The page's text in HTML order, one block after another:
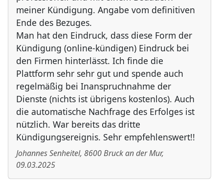
meiner Kündigung. Angabe vom definitiven
Ende des Bezuges.
Man hat den Eindruck, dass diese Form der
Kündigung (online-kündigen) Eindruck bei
den Firmen hinterlässt. Ich finde die
Plattform sehr sehr gut und spende auch
regelmäßig bei Inanspruchnahme der
Dienste (nichts ist übrigens kostenlos). Auch
die automatische Nachfrage des Erfolges ist
nützlich. War bereits das dritte
Kündigungsereignis. Sehr empfehlenswert!!
Johannes Senheitel, 8600Bruck an der Mur,
09.03.2025